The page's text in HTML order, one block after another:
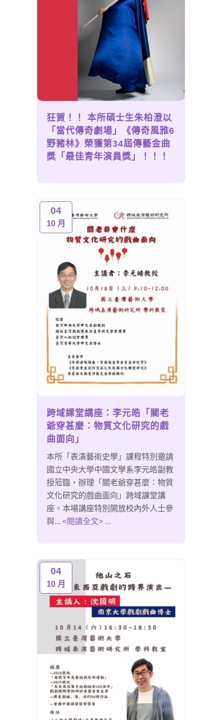
狂賀！！ 本所碩士生朱柏澄以
「當代傳奇劇場」《傳奇風雅6
野豬林》榮獲第34屆傳藝金曲
獎「最佳青年演員獎」！！！
04
10 月
跨域課堂講座：李元皓「關老
爺穿甚麼：物質文化研究的戲
曲面向」
本所「表演藝術史學」課程特別邀請
國立中央大學中國文學系李元皓副教
授蒞臨，辦理「關老爺穿甚麼：物質
文化研究的戲曲面向」跨域課堂講
座。本場講座特別開放校內外人士參
與... <閱讀全文> ...
04
10 月